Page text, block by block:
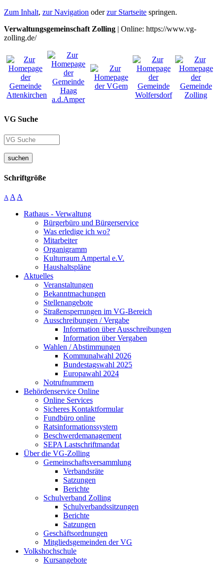
Zum Inhalt, zur Navigation oderzur Startseite springen.
Verwaltungsgemeinschaft Zolling | Online: https://www.vg-
zolling.de/
VG Suche
suchen
Schriftgröße
A A A
Rathaus - Verwaltung
Bürgerbüro und Bürgerservice
Was erledige ich wo?
Mitarbeiter
Organigramm
Kulturraum Ampertal e.V.
Haushaltspläne
Aktuelles
Veranstaltungen
Bekanntmachungen
Stellenangebote
Straßensperrungen im VG-Bereich
Ausschreibungen / Vergabe
Information über Ausschreibungen
Information über Vergaben
Wahlen / Abstimmungen
Kommunalwahl 2026
Bundestagswahl 2025
Europawahl 2024
Notrufnummern
Behördenservice Online
Online Services
Sicheres Kontaktformular
Fundbüro online
Ratsinformationssystem
Beschwerdemanagement
SEPA Lastschriftmandat
Über die VG-Zolling
Gemeinschaftsversammlung
Verbandsräte
Satzungen
Berichte
Schulverband Zolling
Schulverbandssitzungen
Berichte
Satzungen
Geschäftsordnungen
Mitgliedsgemeinden der VG
Volkshochschule
Kursangebote